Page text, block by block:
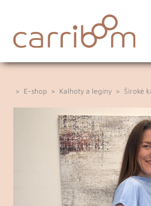
> E-shop > Kalhoty a legíny > Široké